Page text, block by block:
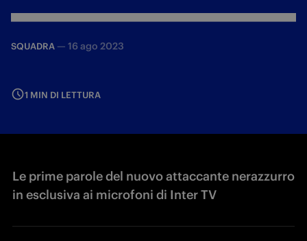
SQUADRA — 16 ago 2023
1 MIN DI LETTURA
Le prime parole del nuovo attaccante nerazzurro
in esclusiva ai microfoni di Inter TV